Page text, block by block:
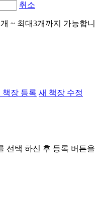
취소
~ 최대3개까지 가능합니
책장 등록 새 책장 수정
선택 하신 후 등록 버튼을